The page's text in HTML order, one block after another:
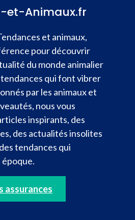
et-Animaux.fr
et animaux,
pour découvrir
du monde animalier
qui font vibrer
par les animaux et
nous vous
inspirants, des
des actualités insolites
tendances qui
assurances